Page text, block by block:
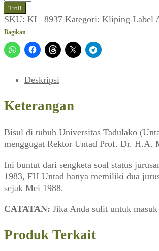
Universitas
Tadulako,
Palu:
Topan
dalam
(EDITOR_No.
16
September
Troli
SKU: KL_8937 Kategori: Kliping Label
Bagikan
Deskripsi
Keterangan
Bisul di tubuh Universitas Tadulako
menggugat Rektor Untad Prof. Dr. H.A.
Ini buntut dari sengketa soal status
1983, FH Untad hanya memiliki dua
sejak Mei 1988.
CATATAN: Jika Anda sulit untuk
Produk Terkait